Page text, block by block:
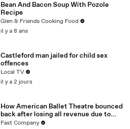
Bean And Bacon Soup With Pozole
Recipe
Glen & Friends Cooking Food
il y a 8 ans
Castleford man jailed for child sex
offences
Local TV
il y a 2 jours
How American Ballet Theatre bounced
back after losing all revenue due to
COVID
Fast Company